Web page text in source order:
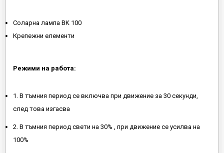
Соларна лампа BK 100
Крепежни елементи
Режими на работа:
1. В тъмния период се включва при движение за 30 секунди,
след това изгасва
2. В тъмния период свети на 30% , при движение се усилва на
100%